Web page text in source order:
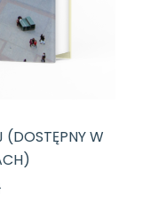
(DOSTĘPNY W
Zakres